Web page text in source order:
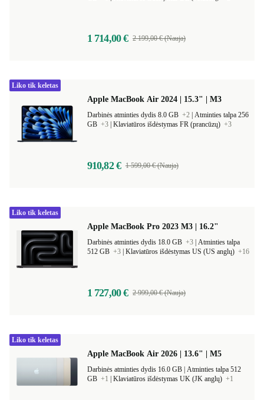
1 714,00 € 2 199,00 € (Nauja)
Apple MacBook Air 2024 | 15.3" | M3
Darbinės atminties dydis 8.0 GB +2 Atminties talpa 256
GB +3 Klaviatūros išdėstymas FR (prancūzų) +3
910,82 € 1 599,00 € (Nauja)
Liko tik keletas
Apple MacBook Pro 2023 M3 | 16.2"
Darbinės atminties dydis 18.0 GB +3 Atminties talpa
512 GB +3 Klaviatūros išdėstymas US (US anglų) +16
1 727,00 € 2 999,00 € (Nauja)
Liko tik keletas
Apple MacBook Air 2026 | 13.6" | M5
Atminties talpa 512
GB +1 Klaviatūros išdėstymas UK (JK anglų) +1
Liko tik keletas